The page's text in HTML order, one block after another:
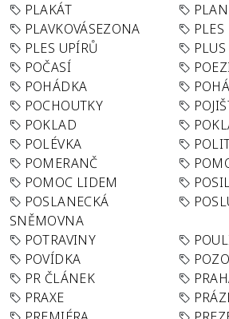
PLAKÁT
PLAVKOVÁSEZONA
PLES
PLES UPÍRŮ
POČASÍ
POHÁDKA
POCHOUTKY
POKLAD
POLÉVKA
POMERANČ
POMOC LIDEM
POSLANECKÁ
SNĚMOVNA
POTRAVINY
POVÍDKA
PR ČLÁNEK
PRAXE